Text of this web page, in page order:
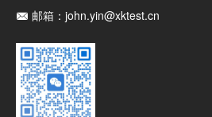
邮箱：john.yin@xktest.cn